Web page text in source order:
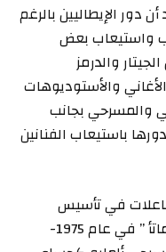
الإيطاليين بالرغم
واستيعاب بعض
والدرمز
والأستوديوهات
والمسرحي بجانب
باستيعاب الفنانين
في تأسيس
“جمعية أسمرا للمسرح” المعروفة “بماتأ ” في عام 1975-